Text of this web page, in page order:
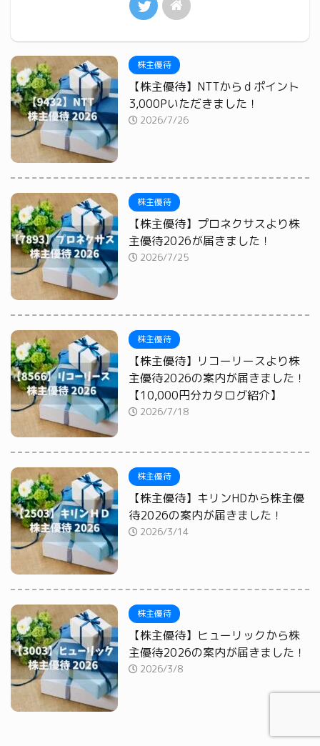
株主優待
【株主優待】NTTからｄポイント
3,000Pいただきました！
2026/7/26
株主優待
【株主優待】プロネクサスより株
主優待2026が届きました！
2026/7/25
株主優待
【株主優待】リコーリースより株
主優待2026の案内が届きました！
【10,000円分カタログ紹介】
2026/7/18
株主優待
【株主優待】キリンHDから株主優
待2026の案内が届きました！
2026/3/14
株主優待
【株主優待】ヒューリックから株
主優待2026の案内が届きました！
2026/3/8